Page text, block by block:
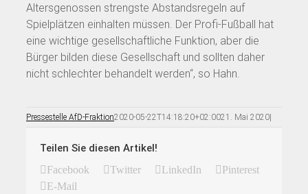
Altersgenossen strengste Abstandsregeln auf
Spielplätzen einhalten müssen. Der Profi-Fußball hat
eine wichtige gesellschaftliche Funktion, aber die
Bürger bilden diese Gesellschaft und sollten daher
nicht schlechter behandelt werden“, so Hahn.
Pressestelle AfD-Fraktion2020-05-22T14:18:20+02:0021. Mai 2020|
Teilen Sie diesen Artikel!
Facebook Twitter LinkedIn
Pinterest
E-Mail